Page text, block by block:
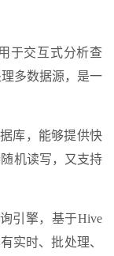
于交互式分析查
多数据源，是一
库，能够提供快
机读写，又支持
引擎，基于Hive
实时、批处理、